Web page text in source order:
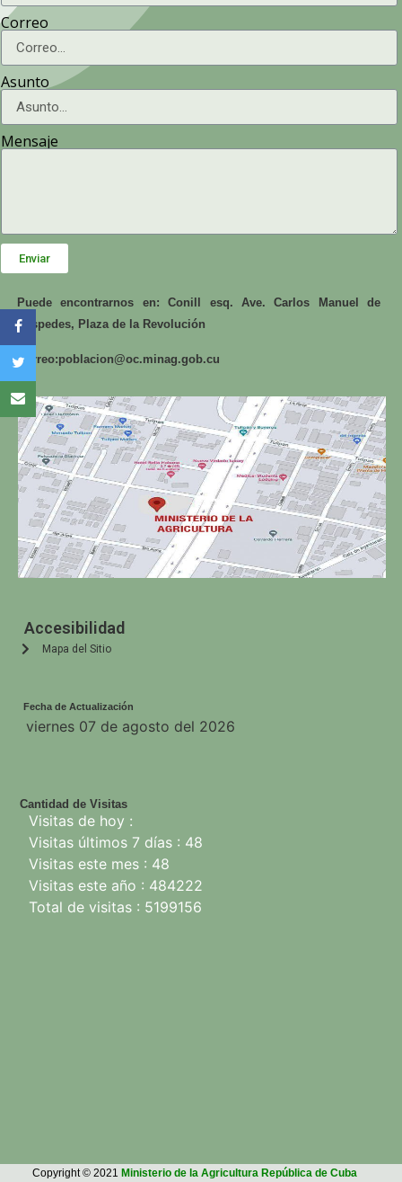
Correo
Asunto
Mensaje
Enviar
Puede encontrarnos en: Conill esq. Ave. Carlos Manuel de
Céspedes, Plaza de la Revolución
Correo:poblacion@oc.minag.gob.cu
Accesibilidad
Mapa del Sitio
Fecha de Actualización
Cantidad de Visitas
Visitas de hoy :
Visitas últimos 7 días : 48
Visitas este mes : 48
Visitas este año : 484222
Total de visitas : 5199156
viernes 07 de agosto del 2026
Copyright © 2021 Ministerio de la Agricultura República de Cuba